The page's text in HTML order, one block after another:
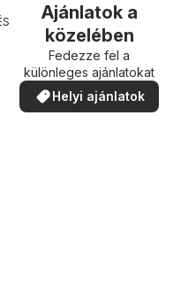
Ajánlatok a
közelében
Fedezze fel a
különleges ajánlatokat
Helyi ajánlatok